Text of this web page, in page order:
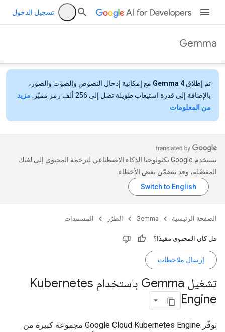
تسجيل الدخول
Gemma
تم إطلاق Gemma 4 مع إمكانية إدخال النصوص والصوت والصور،
بالإضافة إلى قدرة استيعاب طويلة تصل إلى 256 ألف رمز مميّز.
مزيد
من المعلومات
تستخدم Google تكنولوجيا الذكاء الاصطناعي لترجمة المحتوى إلى لغتك
المفضّلة، وقد تتضمّن بعض الأخطاء.
الصفحة الرئيسية Gemma الطرُز المستندات
هل كان المحتوى مفيدًا؟
إرسال ملاحظات
تشغيل Gemma باستخدام Kubernetes
Engine
توفّر Google Cloud Kubernetes Engine مجموعة كبيرة من